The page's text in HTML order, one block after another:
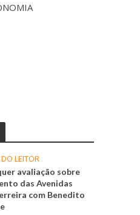
LEITOR
avaliação sobre
das Avenidas
com Benedito